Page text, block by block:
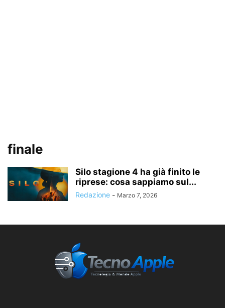
finale
Silo stagione 4 ha già finito le
riprese: cosa sappiamo sul...
Redazione - Marzo 7, 2026